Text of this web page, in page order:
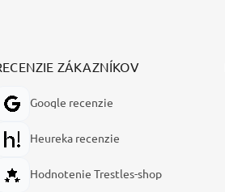
ZÁKAZNÍKOV
Google recenzie
Heureka recenzie
Hodnotenie Trestles-shop